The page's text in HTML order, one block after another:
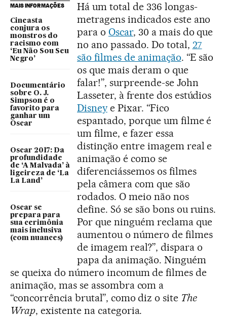
MAIS INFORMAÇÕES
Cineasta
conjura os
monstros do
racismo com
‘Eu Não Sou Seu
Negro’
Documentário
sobre O. J.
Simpson é o
favorito para
ganhar um
Oscar
Oscar 2017: Da
profundidade
de ‘A Malvada’ à
ligeireza de ‘La
La Land’
Oscar se
prepara para
sua cerimônia
mais inclusiva
(com nuances)
Há um total de 336 longas-
metragens indicados este ano
para o Oscar, 30 a mais do que
no ano passado. Do total, 27
são filmes de animação. “E são
os que mais deram o que
falar!”, surpreende-se John
Lasseter, à frente dos estúdios
Disneye Pixar. “Fico
espantado, porque um filme é
um filme, e fazer essa
distinção entre imagem real e
animação é como se
diferenciássemos os filmes
pela câmera com que são
rodados. O meio não nos
define. Só se são bons ou ruins.
Por que ninguém reclama que
aumentou o número de filmes
de imagem real?”, dispara o
papa da animação. Ninguém
se queixa do número incomum de filmes de
animação, mas se assombra com a
“concorrência brutal”, como diz o site The
Wrap, existente na categoria.